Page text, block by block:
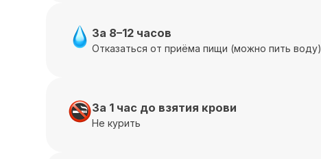
За 8–12 часов
Отказаться от приёма пищи (можно пить воду)
За 1 час до взятия крови
Не курить